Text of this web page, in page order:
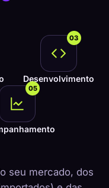
03
Desenvolvimento
05
seu mercado, dos